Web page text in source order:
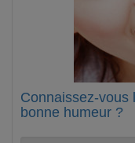
Connaissez-vous
bonne humeur ?